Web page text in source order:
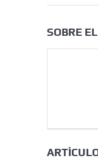
SOBRE